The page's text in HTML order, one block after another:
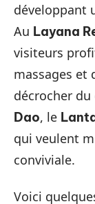
développant
Au Layana
visiteurs
massages et
décrocher
Dao, le
qui veulent
conviviale.
Voici